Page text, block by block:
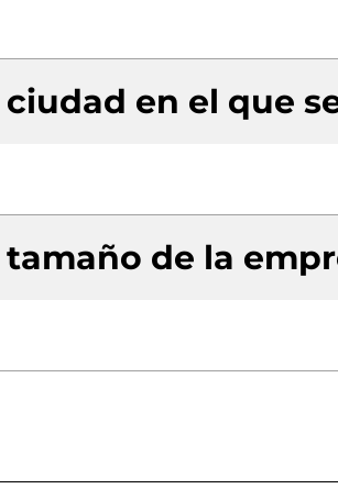
ciudad en el que
tamaño de la